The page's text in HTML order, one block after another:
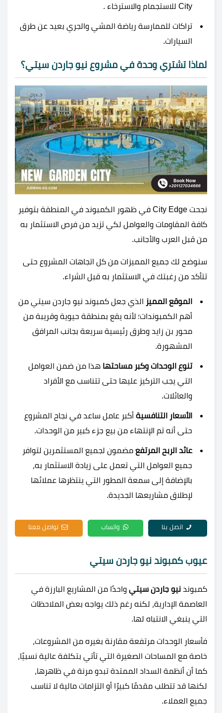
City للاستجمام والاسترخاء .
تراكات للممارسة رياضة المشي والجري بعيد عن طرق
السيارات.
لماذا تشتري وحدة في مشروع نيو جاردن سيتي؟
نجحت City Edge في ظهور الكمبوند في المنطقة بتوفير
كافة المقاومات والعوامل لكي تزيد من فرص الاستثمار به
من قبل العرب والأجانب.
سنوضح لك جميع المميزات من كل اتجاهات المشروع حتى
تتأكد من رغبتك في الاستثمار به قبل الشراء.
الموقع المميز الذي جعل كمبوند نيو جاردن سيتي من
أهم الكمبوندات؛ لأنه يقع بمنطقة حيوية وقريبة من
محور بن زايد وطرق رئيسية سريعة بجانب المرافق
المشهورة.
تنوع الوحدات وكبر مساحتها هذا من ضمن العوامل
التي يجب التركيز عليها حتى تتناسب مع الأفراد
والعائلات.
الأسعار التنافسية أكبر عامل ساعد في نجاح المشروع
حتى أنه تم الإنتهاء من بيع جزء كبير من الوحدات.
عائد الربح المرتفع مضمون لجميع المستثمرين لتوافر
جميع العوامل التي تعمل على زيادة الاستثمار به،
بالإضافة إلى سمعة المطور التي ينتظرها عملائها
لإطلاق مشاريعها الجديدة.
اتصل بنا واتساب تواصل معنا
عيوب كمبوند نيو جاردن سيتي
كمبوند نيو جاردن سيتي واحدًا من المشاريع البارزة في
العاصمة الإدارية، لكنه رغم ذلك يواجه بعض الملاحظات
التي ينبغي الانتباه لها.
فأسعار الوحدات مرتفعة مقارنة بغيره من المشروعات،
خاصة مع المساحات الصغيرة التي تأتي بتكلفة عالية نسبيًا،
كما أن أنظمة السداد الممتدة تبدو مرنة في ظاهرها،
لكنها قد تتطلب مقدمًا كبيرًا أو التزامات مالية لا تناسب
جميع العملاء.